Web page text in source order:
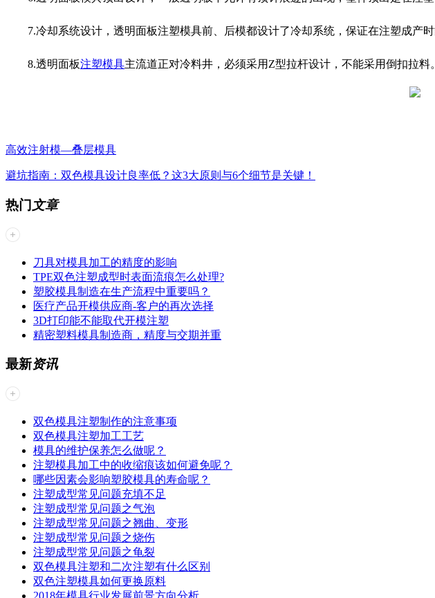
7.冷却系统设计，透明面板注塑模具前、后模都设计了冷却系统，保证在注塑成产时
8.透明面板注塑模具主流道正对冷料井，必须采用Z型拉杆设计，不能采用倒扣拉料。
高效注射模—叠层模具
避坑指南：双色模具设计良率低？这3大原则与6个细节是关键！
热门文章
刀具对模具加工的精度的影响
TPE双色注塑成型时表面流痕怎么处理?
塑胶模具制造在生产流程中重要吗？
医疗产品开模供应商-客户的再次选择
3D打印能不能取代开模注塑
精密塑料模具制造商，精度与交期并重
最新资讯
双色模具注塑制作的注意事项
双色模具注塑加工工艺
模具的维护保养怎么做呢？
注塑模具加工中的收缩痕该如何避免呢？
哪些因素会影响塑胶模具的寿命呢？
注塑成型常见问题​充填不足
注塑成型常见问题之气泡
注塑成型常见问题之翘曲、变形
注塑成型常见问题之烧伤
注塑成型常见问题之龟裂
双色模具注塑和二次注塑有什么区别
双色注塑模具如何更换原料
2018年模具行业发展前景方向分析